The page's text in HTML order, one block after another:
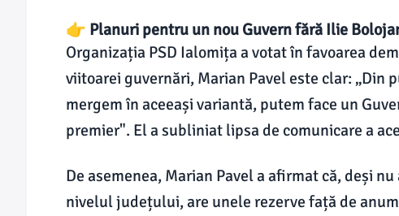
👉 Planuri pentru un nou Guvern fără Ilie
Organizația PSD Ialomița a votat în favoarea
viitoarei guvernări, Marian Pavel este clar: „Din
mergem în aceeași variantă, putem face un
premier". El a subliniat lipsa de comunicare a
De asemenea, Marian Pavel a afirmat că, deși
nivelul județului, are unele rezerve față de